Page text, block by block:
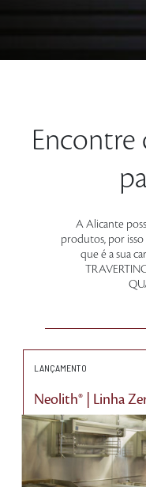
A Alicante
produtos, por
que é a sua
LANÇAMENTO
Neolith® | Linha